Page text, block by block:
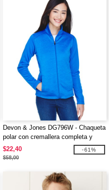
Devon & Jones DG796W - Chaqueta
polar con cremallera completa y
bloques de color Mélange Newbury
para damas
$22,40
$58,00
-61%